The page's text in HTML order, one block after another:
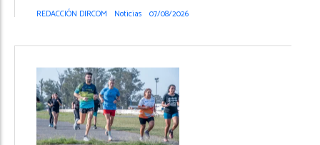
REDACCIÓN DIRCOM Noticias 07/08/2026